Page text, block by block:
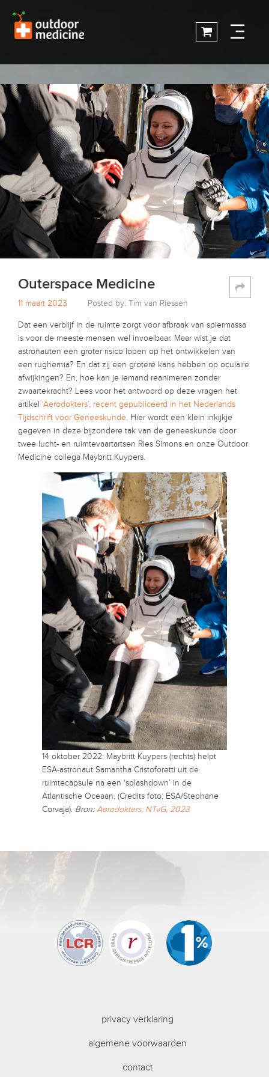
Outerspace Medicine
11 maart 2023 Posted by: Tim van Riessen
Dat een verblijf in de ruimte zorgt voor afbraak van spiermassa
is voor de meeste mensen wel invoelbaar. Maar wist je dat
astronauten een groter risico lopen op het ontwikkelen van
een rughernia? En dat zij een grotere kans hebben op oculaire
afwijkingen? En, hoe kan je iemand reanimeren zonder
zwaartekracht? Lees voor het antwoord op deze vragen het
artikel ‘Aerodokters’, recent gepubliceerd in het Nederlands
Tijdschrift voor Geneeskunde. Hier wordt een klein inkijkje
gegeven in deze bijzondere tak van de geneeskunde door
twee lucht- en ruimtevaartartsen Ries Simons en onze Outdoor
Medicine collega Maybritt Kuypers.
14 oktober 2022: Maybritt Kuypers (rechts) helpt
ESA-astronaut Samantha Cristoforetti uit de
ruimtecapsule na een ‘splashdown’ in de
Atlantische Oceaan. (Credits foto: ESA/Stephane
Corvaja). Bron: Aerodokters, NTvG, 2023
privacy verklaring
algemene voorwaarden
contact